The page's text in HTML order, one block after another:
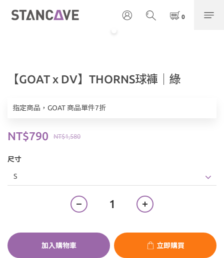
【GOAT x DV】THORNS球褲｜綠
指定商品，GOAT 商品單件7折
NT$1,580
NT$790
尺寸
加入購物車 立即購買